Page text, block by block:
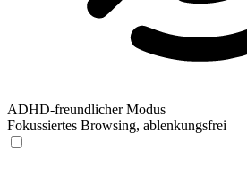
ADHD-freundlicher Modus
Fokussiertes Browsing, ablenkungsfrei